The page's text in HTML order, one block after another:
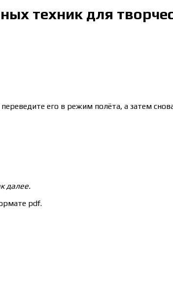
техник для
его в режим полёта, а затем
далее.
pdf.